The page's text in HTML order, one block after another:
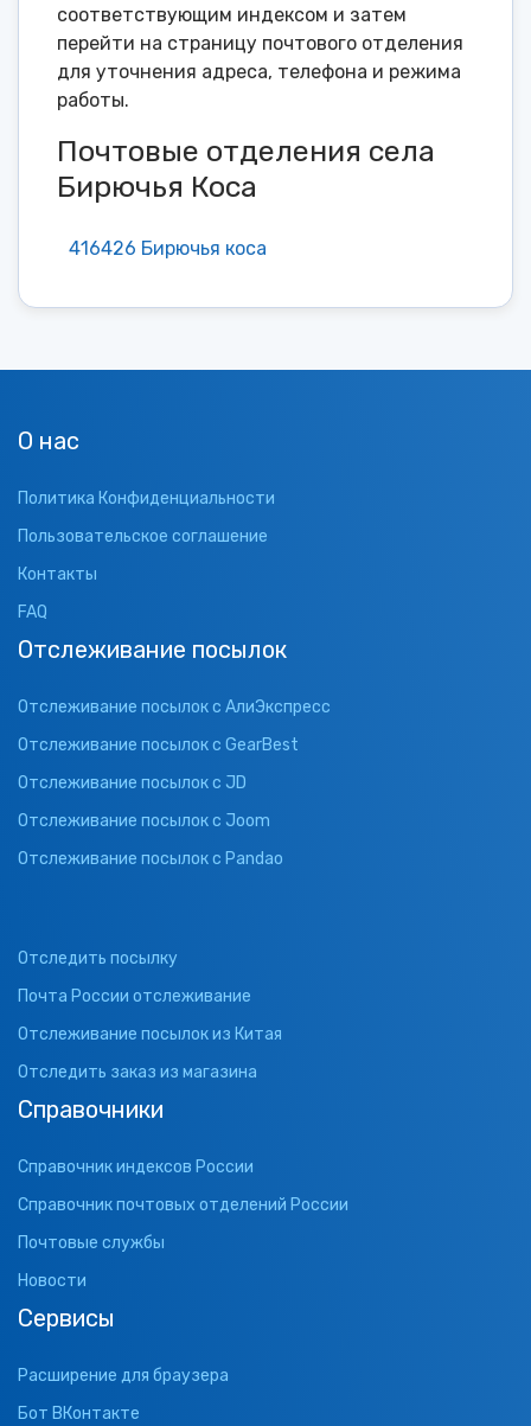
соответствующим индексом и затем
перейти на страницу почтового отделения
для уточнения адреса, телефона и режима
работы.
Почтовые отделения села
Бирючья Коса
416426 Бирючья коса
О нас
Политика Конфиденциальности
Пользовательское соглашение
Контакты
FAQ
Отслеживание посылок
Отслеживание посылок с АлиЭкспресс
Отслеживание посылок с GearBest
Отслеживание посылок с JD
Отслеживание посылок с Joom
Отслеживание посылок с Pandao
Отследить посылку
Почта России отслеживание
Отслеживание посылок из Китая
Отследить заказ из магазина
Справочники
Справочник индексов России
Справочник почтовых отделений России
Почтовые службы
Новости
Сервисы
Расширение для браузера
Бот ВКонтакте